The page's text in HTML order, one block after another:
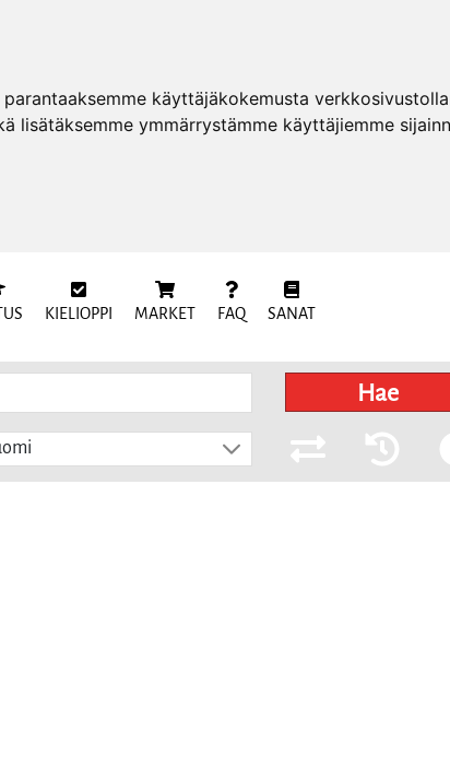
käyttäjäkokemusta
lisätäksemme ymmärrystämme käyttäjiemme
KIELIOPPI MARKET FAQ SANAT
Hae